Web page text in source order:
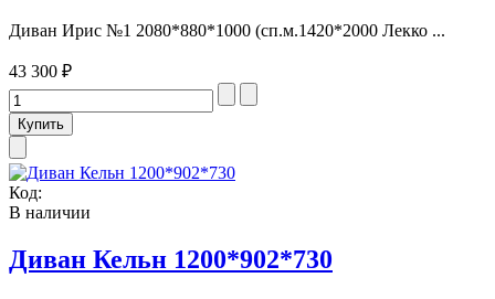
Диван Ирис №1 2080*880*1000 (сп.м.1420*2000 Лекко ...
43 300 ₽
Код:
В наличии
Диван Кельн 1200*902*730